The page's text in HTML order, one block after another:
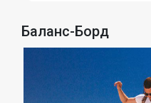
Баланс-Борд